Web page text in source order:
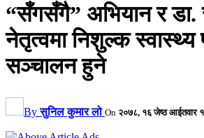
“सँगसँगै” अभियान र डा.
नेतृत्वमा निशुल्क स्वास्थ्य
सञ्चालन हुने
Byसुनिल कुमार लो On २०७८, १६ जेष्ठ आईतवार